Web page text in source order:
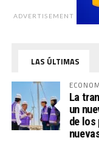
ADVERTISEMENT
LAS ÚLTIMAS
La
un
de los